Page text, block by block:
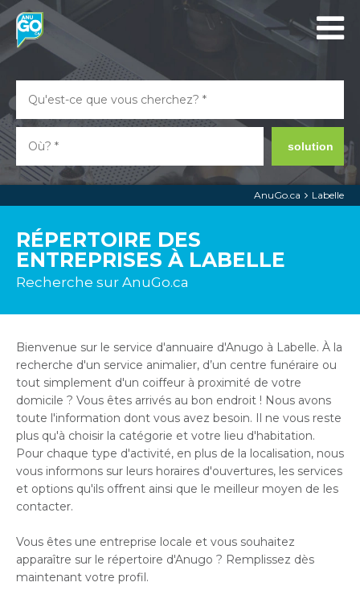
solution
AnuGo.ca Labelle
RÉPERTOIRE DES
ENTREPRISES À LABELLE
Recherche sur AnuGo.ca
Bienvenue sur le service d'annuaire d'Anugo à Labelle. À la
recherche d'un service animalier, d’un centre funéraire ou
tout simplement d'un coiffeur à proximité de votre
domicile ? Vous êtes arrivés au bon endroit ! Nous avons
toute l'information dont vous avez besoin. Il ne vous reste
plus qu'à choisir la catégorie et votre lieu d'habitation.
Pour chaque type d'activité, en plus de la localisation, nous
vous informons sur leurs horaires d'ouvertures, les services
et options qu'ils offrent ainsi que le meilleur moyen de les
contacter.
Vous êtes une entreprise locale et vous souhaitez
apparaître sur le répertoire d'Anugo ? Remplissez dès
maintenant votre profil.